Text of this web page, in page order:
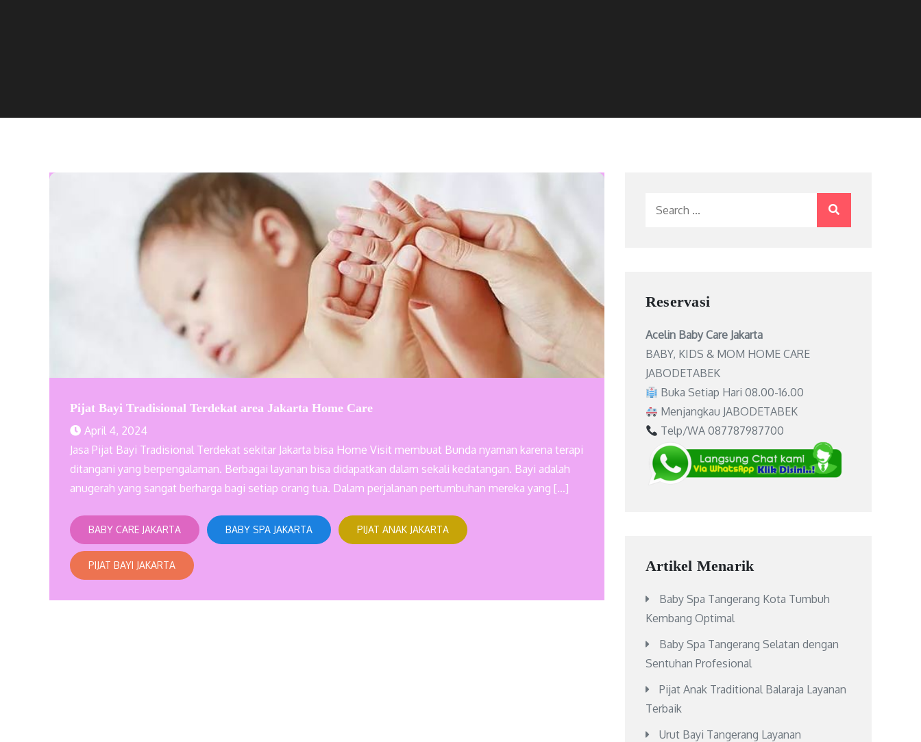
Pijat Bayi Tradisional Terdekat area Jakarta Home Care
April 4, 2024
Jasa Pijat Bayi Tradisional Terdekat sekitar Jakarta bisa Home Visit membuat Bunda nyaman karena terapi
ditangani yang berpengalaman. Berbagai layanan bisa didapatkan dalam sekali kedatangan. Bayi adalah
anugerah yang sangat berharga bagi setiap orang tua. Dalam perjalanan pertumbuhan mereka yang […]
BABY CARE JAKARTA BABY SPA JAKARTA PIJAT ANAK JAKARTA
PIJAT BAYI JAKARTA
Reservasi
Acelin Baby Care Jakarta
BABY, KIDS & MOM HOME CARE
JABODETABEK
Buka Setiap Hari 08.00-16.00
Menjangkau JABODETABEK
Telp/WA 087787987700
Artikel Menarik
Baby Spa Tangerang Kota Tumbuh
Kembang Optimal
Baby Spa Tangerang Selatan dengan
Sentuhan Profesional
Pijat Anak Traditional Balaraja Layanan
Terbaik
Urut Bayi Tangerang Layanan